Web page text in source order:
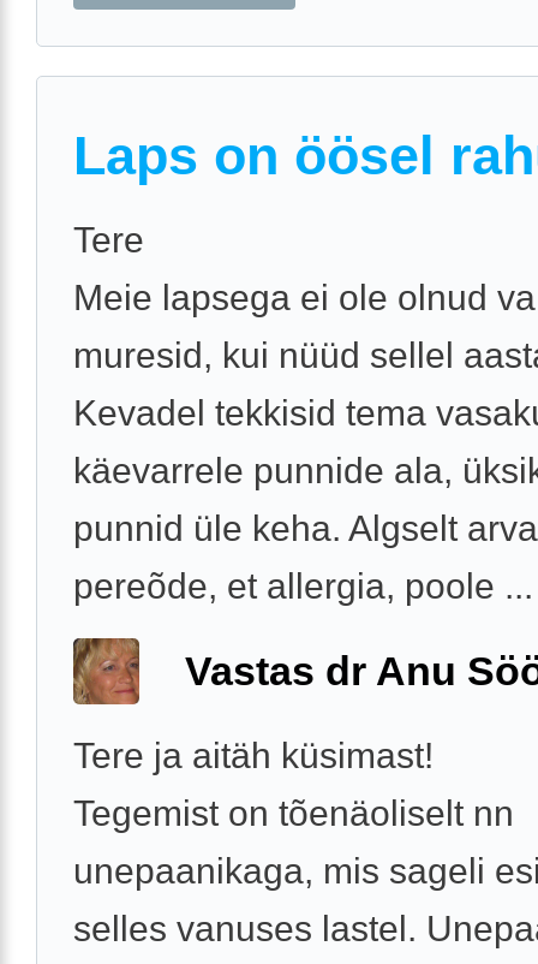
Laps on öösel
Tere
Meie lapsega ei ole olnud
muresid, kui nüüd sellel
Kevadel tekkisid tema
käevarrele punnide ala,
punnid üle keha. Algselt
pereõde, et allergia, poole ...
Vastas dr Anu
Tere ja aitäh küsimast!
Tegemist on tõenäoliselt nn
unepaanikaga, mis sageli
selles vanuses lastel.